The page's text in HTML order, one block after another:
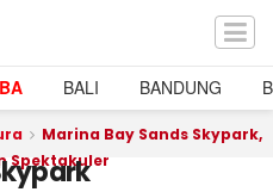
BALI BANDUNG
Marina Bay Sands Skypark,
Spektakuler